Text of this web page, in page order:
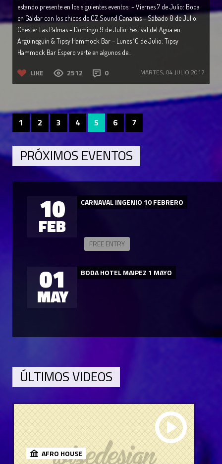
estando presente en los siguientes eventos: – Viernes 7 de Julio: Boda
en Gáldar con los chicos de CZ Sound Canarias – Sábado 8 de Julio:
Chester Las Palmas – Domingo 9 de Julio: Festival del Agua en
Arguineguín & Tipsy Hammock Bar – Lunes 10 de Julio: Tipsy
Hammock Bar Espero verte en algunos de...
LIKE 2512 0 MARTES, 04 JULIO 2017
1 2 3 4 5 6 7
PRÓXIMOS EVENTOS
10
FEB
CARNAVAL INGENIO 10 FEBRERO
FREE ENTRY
01
MAY
BODA HOTEL MAIPEZ 1 MAYO
ÚLTIMOS VIDEOS
AFRO HOUSE